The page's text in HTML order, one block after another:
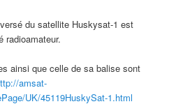
du satellite Huskysat-1 est
radioamateur.
ainsi que celle de sa balise sont
amsat-
UK/45119HuskySat-1.html